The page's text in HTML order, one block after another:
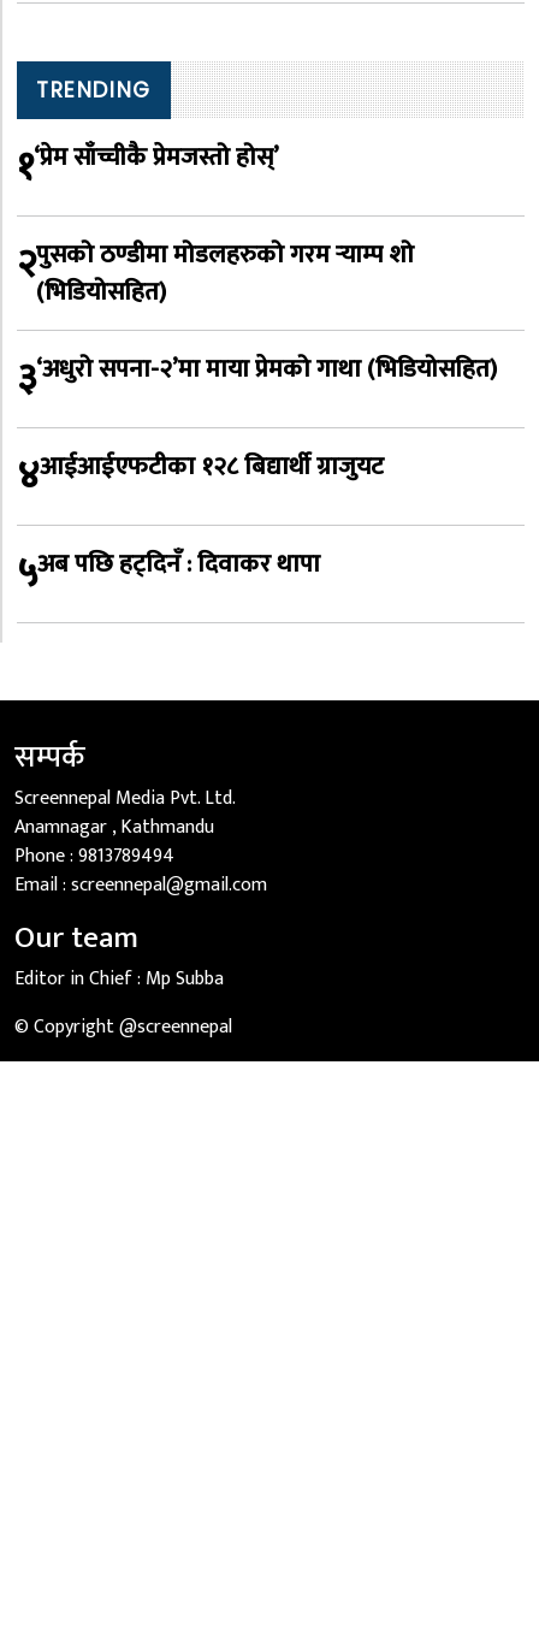
TRENDING
१‘प्रेम साँच्चीकै प्रेमजस्तो होस्’
२पुसको ठण्डीमा मोडलहरुको गरम र्‍याम्प शो
(भिडियोसहित)
३‘अधुरो सपना-२’मा माया प्रेमको गाथा (भिडियोसहित)
४आईआईएफटीका १२८ बिद्यार्थी ग्राजुयट
५अब पछि हट्दिनँ : दिवाकर थापा
सम्पर्क
Screennepal Media Pvt. Ltd.
Anamnagar , Kathmandu
Phone :9813789494
Email :screennepal@gmail.com
Our team
Editor in Chief : Mp Subba
© Copyright @screennepal